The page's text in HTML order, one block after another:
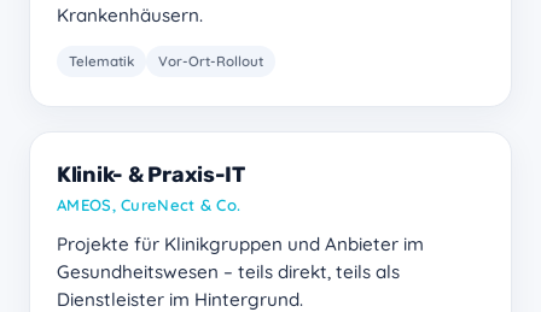
Krankenhäusern.
Telematik Vor-Ort-Rollout
Klinik- & Praxis-IT
AMEOS, CureNect & Co.
Projekte für Klinikgruppen und Anbieter im
Gesundheitswesen – teils direkt, teils als
Dienstleister im Hintergrund.